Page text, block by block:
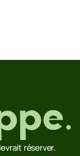
réserver.